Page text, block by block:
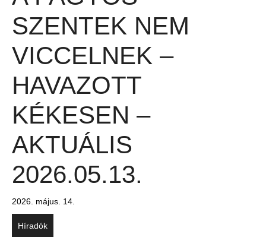
SZENTEK NEM
VICCELNEK –
HAVAZOTT
KÉKESEN –
AKTUÁLIS
2026.05.13.
2026. május. 14.
Híradók